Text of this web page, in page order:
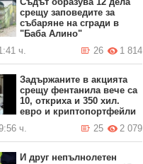
срещу заповедите за
събаряне на сгради в
"Баба Алино"
ч.
1 814
26
Задържаните в акцията
срещу фентанила вече са
10, откриха и 350 хил.
евро и криптопортфейли
ч.
2 079
25
И друг непълнолетен